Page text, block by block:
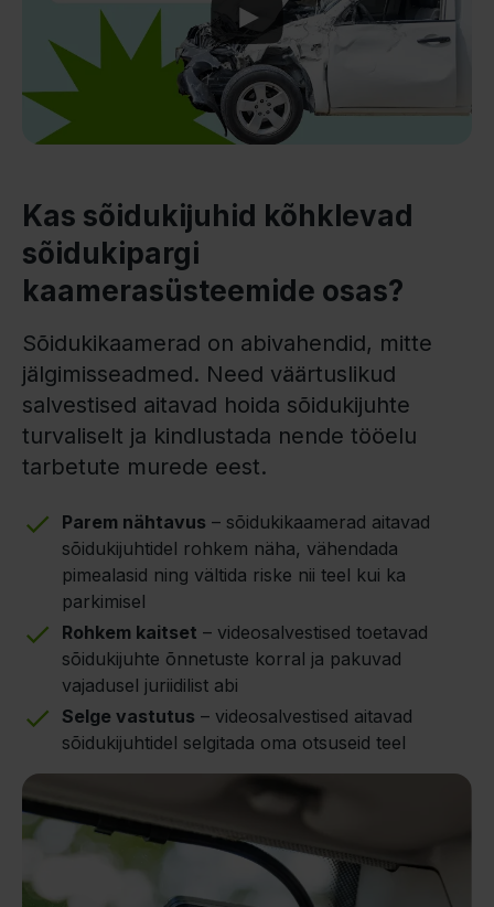
Play
Kas sõidukijuhid kõhklevad
sõidukipargi
kaamerasüsteemide osas?
Sõidukikaamerad on abivahendid, mitte
jälgimisseadmed. Need väärtuslikud
salvestised aitavad hoida sõidukijuhte
turvaliselt ja kindlustada nende tööelu
tarbetute murede eest.
Parem nähtavus – sõidukikaamerad aitavad
sõidukijuhtidel rohkem näha, vähendada
pimealasid ning vältida riske nii teel kui ka
parkimisel
Rohkem kaitset – videosalvestised toetavad
sõidukijuhte õnnetuste korral ja pakuvad
vajadusel juriidilist abi
Selge vastutus – videosalvestised aitavad
sõidukijuhtidel selgitada oma otsuseid teel